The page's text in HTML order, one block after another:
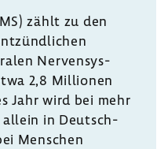
zählt zu den
Nerven­sys­
2,8 Millionen
Jahr wird bei mehr
allein in Deutsch­
Menschen